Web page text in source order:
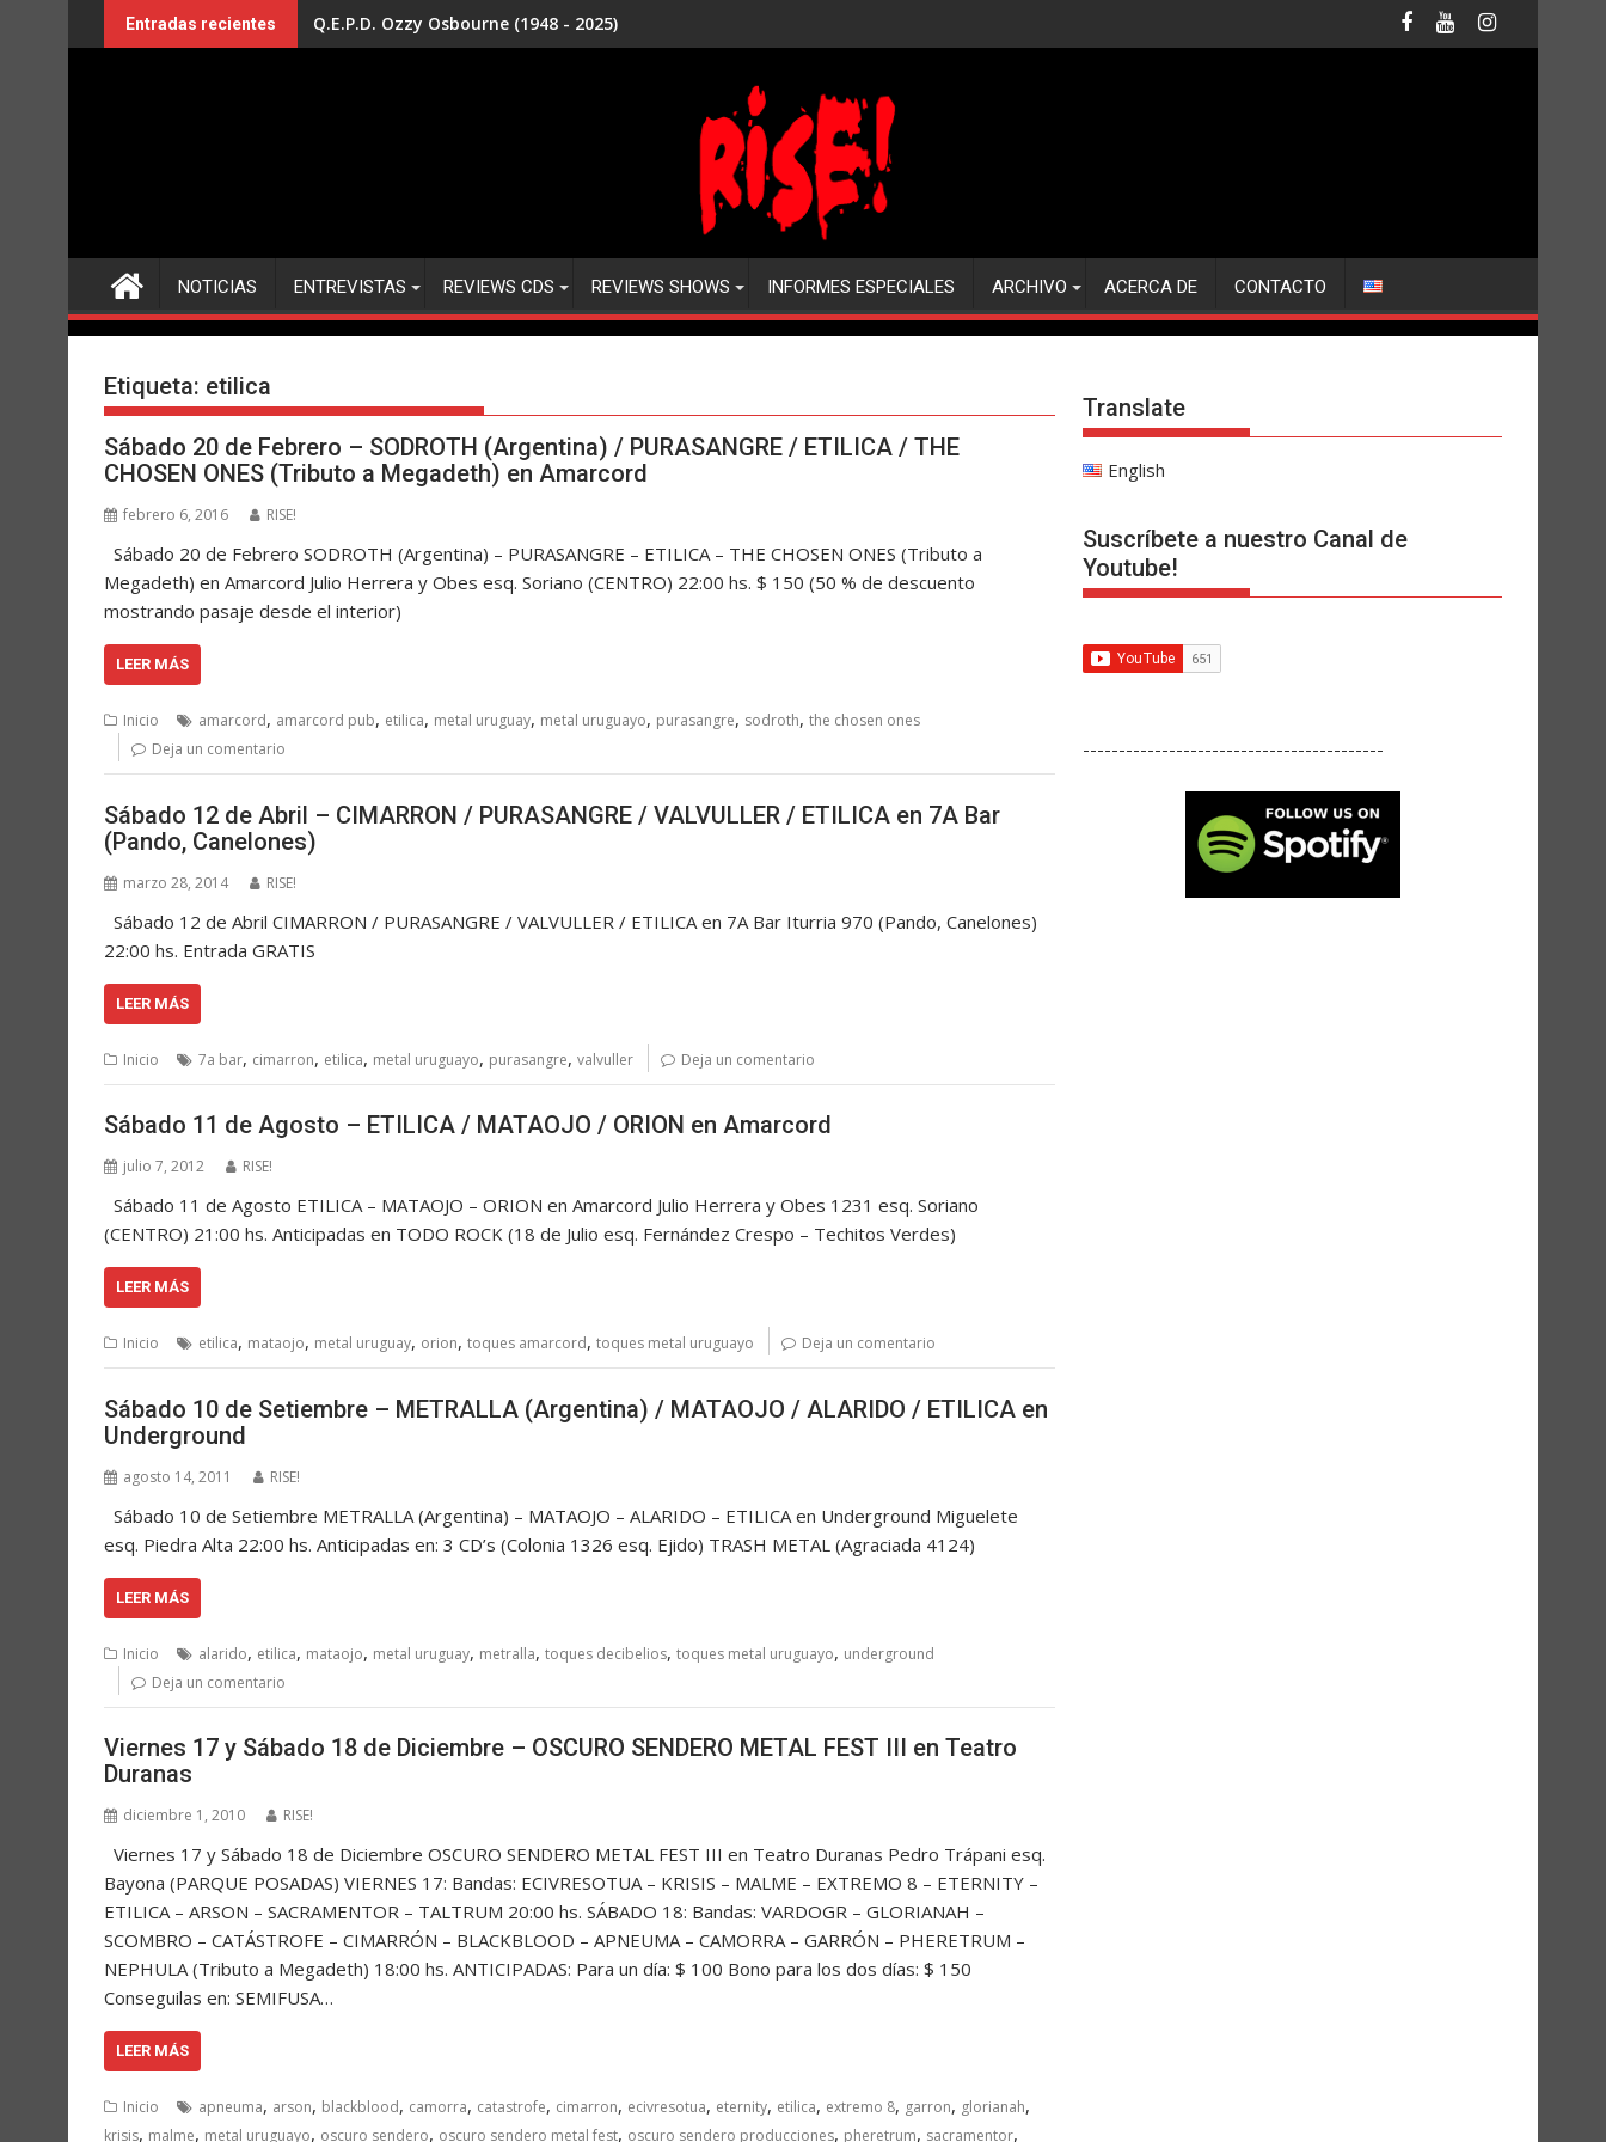
al
Entradas recientes Q.E.P.D. Ozzy Osbourne (1948 - 2025)
NOTICIAS ENTREVISTAS REVIEWS CDS REVIEWS SHOWS INFORMES ESPECIALES ARCHIVO ACERCA DE CONTACTO
Etiqueta: etilica
Sábado 20 de Febrero – SODROTH (Argentina) / PURASANGRE / ETILICA / THE
CHOSEN ONES (Tributo a Megadeth) en Amarcord
febrero 6, 2016 RISE!
Sábado 20 de Febrero SODROTH (Argentina) – PURASANGRE – ETILICA – THE CHOSEN ONES (Tributo a
Megadeth) en Amarcord Julio Herrera y Obes esq. Soriano (CENTRO) 22:00 hs. $ 150 (50 % de descuento
mostrando pasaje desde el interior)
LEER MÁS
Inicio amarcord, amarcord pub, etilica, metal uruguay, metal uruguayo, purasangre, sodroth, the chosen ones
Deja un comentario
Sábado 12 de Abril – CIMARRON / PURASANGRE / VALVULLER / ETILICA en 7A Bar
(Pando, Canelones)
marzo 28, 2014 RISE!
Sábado 12 de Abril CIMARRON / PURASANGRE / VALVULLER / ETILICA en 7A Bar Iturria 970 (Pando, Canelones)
22:00 hs. Entrada GRATIS
LEER MÁS
Inicio 7a bar, cimarron, etilica, metal uruguayo, purasangre, valvuller Deja un comentario
Sábado 11 de Agosto – ETILICA / MATAOJO / ORION en Amarcord
julio 7, 2012 RISE!
Sábado 11 de Agosto ETILICA – MATAOJO – ORION en Amarcord Julio Herrera y Obes 1231 esq. Soriano
(CENTRO) 21:00 hs. Anticipadas en TODO ROCK (18 de Julio esq. Fernández Crespo – Techitos Verdes)
LEER MÁS
Inicio etilica, mataojo, metal uruguay, orion, toques amarcord, toques metal uruguayo Deja un comentario
Sábado 10 de Setiembre – METRALLA (Argentina) / MATAOJO / ALARIDO / ETILICA en
Underground
agosto 14, 2011 RISE!
Sábado 10 de Setiembre METRALLA (Argentina) – MATAOJO – ALARIDO – ETILICA en Underground Miguelete
esq. Piedra Alta 22:00 hs. Anticipadas en: 3 CD’s (Colonia 1326 esq. Ejido) TRASH METAL (Agraciada 4124)
LEER MÁS
Inicio alarido, etilica, mataojo, metal uruguay, metralla, toques decibelios, toques metal uruguayo, underground
Deja un comentario
Viernes 17 y Sábado 18 de Diciembre – OSCURO SENDERO METAL FEST III en Teatro
Duranas
diciembre 1, 2010 RISE!
Viernes 17 y Sábado 18 de Diciembre OSCURO SENDERO METAL FEST III en Teatro Duranas Pedro Trápani esq.
Bayona (PARQUE POSADAS) VIERNES 17: Bandas: ECIVRESOTUA – KRISIS – MALME – EXTREMO 8 – ETERNITY –
ETILICA – ARSON – SACRAMENTOR – TALTRUM 20:00 hs. SÁBADO 18: Bandas: VARDOGR – GLORIANAH –
SCOMBRO – CATÁSTROFE – CIMARRÓN – BLACKBLOOD – APNEUMA – CAMORRA – GARRÓN – PHERETRUM –
NEPHULA (Tributo a Megadeth) 18:00 hs. ANTICIPADAS: Para un día: $ 100 Bono para los dos días: $ 150
Conseguilas en: SEMIFUSA…
LEER MÁS
Inicio apneuma, arson, blackblood, camorra, catastrofe, cimarron, ecivresotua, eternity, etilica, extremo 8, garron, glorianah,
krisis, malme, metal uruguayo, oscuro sendero, oscuro sendero metal fest, oscuro sendero producciones, pheretrum, sacramentor,
Translate
English
Suscríbete a nuestro Canal de
Youtube!
------------------------------------------